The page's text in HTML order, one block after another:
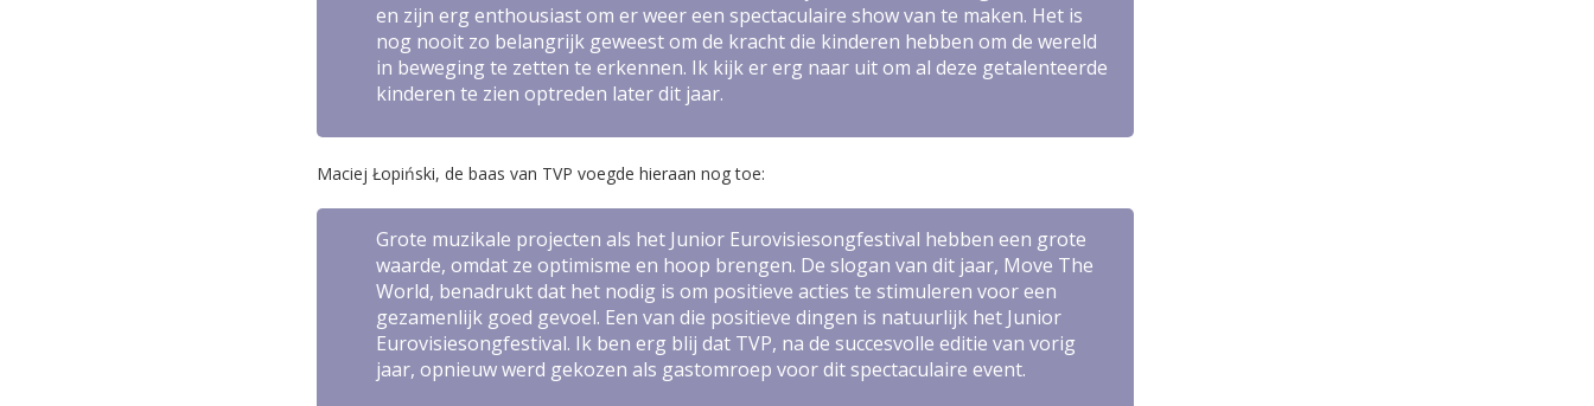
en zijn erg enthousiast om er weer een spectaculaire show van te maken. Het is
nog nooit zo belangrijk geweest om de kracht die kinderen hebben om de wereld
in beweging te zetten te erkennen. Ik kijk er erg naar uit om al deze getalenteerde
kinderen te zien optreden later dit jaar.
Maciej Łopiński, de baas van TVP voegde hieraan nog toe:
Grote muzikale projecten als het Junior Eurovisiesongfestival hebben een grote
waarde, omdat ze optimisme en hoop brengen. De slogan van dit jaar, Move The
World, benadrukt dat het nodig is om positieve acties te stimuleren voor een
gezamenlijk goed gevoel. Een van die positieve dingen is natuurlijk het Junior
Eurovisiesongfestival. Ik ben erg blij dat TVP, na de succesvolle editie van vorig
jaar, opnieuw werd gekozen als gastomroep voor dit spectaculaire event.